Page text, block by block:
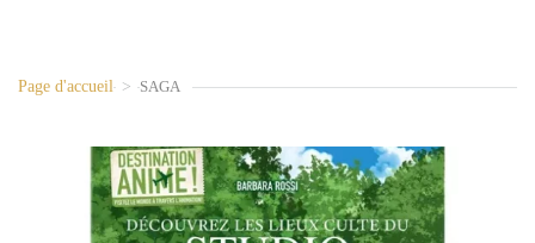
Page d'accueil > SAGA